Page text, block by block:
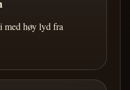
med høy lyd fra